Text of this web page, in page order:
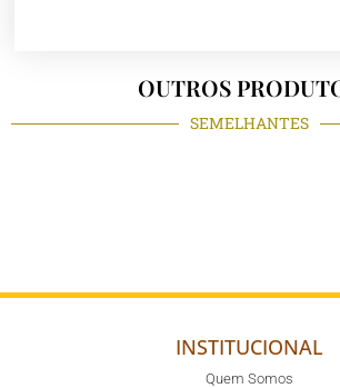
OUTROS
SEMELHANTES
INSTITUCIONAL
Quem Somos